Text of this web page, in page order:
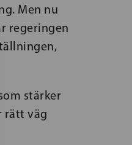
Men nu
regeringen
stärker
rätt väg